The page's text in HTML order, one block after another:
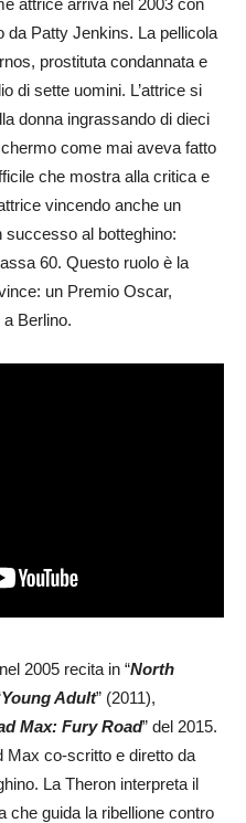
attrice arriva nel 2003 con
da Patty Jenkins. La pellicola
prostituta condannata e
di sette uomini. L’attrice si
donna ingrassando di dieci
come mai aveva fatto
che mostra alla critica e
vincendo anche un
successo al botteghino:
60. Questo ruolo è la
un Premio Oscar,
Berlino.
2005 recita in “North
Young Adult” (2011),
Max: Fury Road” del 2015.
Max co-scritto e diretto da
La Theron interpreta il
che guida la ribellione contro